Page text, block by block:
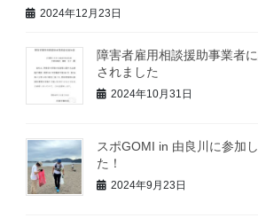
2024年12月23日
障害者雇用相談援助事業者
されました
2024年10月31日
スポGOMI in 由良川に参加
た！
2024年9月23日